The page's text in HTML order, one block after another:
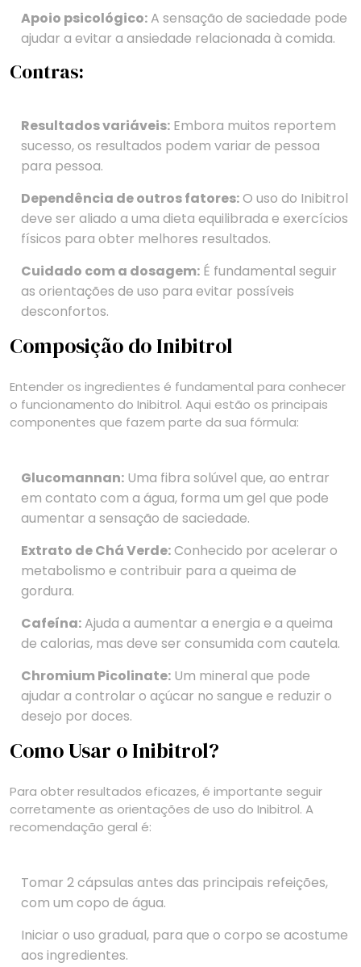
Apoio psicológico:A sensação de saciedade pode
ajudar a evitar a ansiedade relacionada à comida.
Contras:
Resultados variáveis: Embora muitos reportem
sucesso, os resultados podem variar de pessoa
para pessoa.
Dependência de outros fatores:O uso do Inibitrol
deve ser aliado a uma dieta equilibrada e exercícios
físicos para obter melhores resultados.
Cuidado com a dosagem: É fundamental seguir
as orientações de uso para evitar possíveis
desconfortos.
Composição do Inibitrol
Entender os ingredientes é fundamental para conhecer
o funcionamento do Inibitrol. Aqui estão os principais
componentes que fazem parte da sua fórmula:
Glucomannan: Uma fibra solúvel que, ao entrar
em contato com a água, forma um gel que pode
aumentar a sensação de saciedade.
Extrato de Chá Verde:Conhecido por acelerar o
metabolismo e contribuir para a queima de
gordura.
Cafeína:Ajuda a aumentar a energia e a queima
de calorias, mas deve ser consumida com cautela.
Chromium Picolinate: Um mineral que pode
ajudar a controlar o açúcar no sangue e reduzir o
desejo por doces.
Como Usar o Inibitrol?
Para obter resultados eficazes, é importante seguir
corretamente as orientações de uso do Inibitrol. A
recomendação geral é:
Tomar 2 cápsulas antes das principais refeições,
com um copo de água.
Iniciar o uso gradual, para que o corpo se acostume
aos ingredientes.